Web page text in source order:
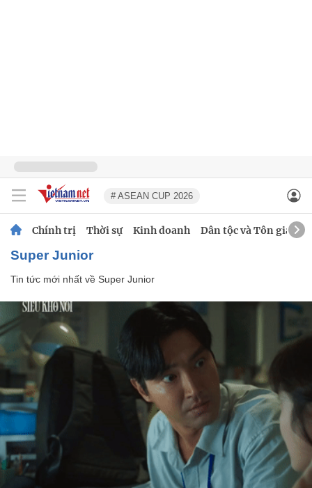
# ASEAN CUP 2026
Chính trị Thời sự Kinh doanh Dân tộc và Tôn giáo
Super Junior
Tin tức mới nhất về Super Junior